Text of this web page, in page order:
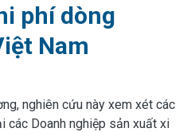
phí dòng
Nam
nghiên cứu này xem xét các
các Doanh nghiệp sản xuất xi